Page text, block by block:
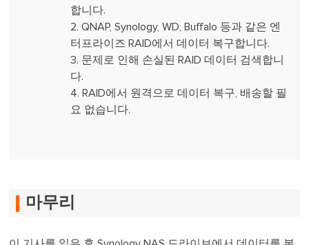
합니다.
2. QNAP, Synology, WD, Buffalo 등과 같은 엔
터프라이즈 RAID에서 데이터 복구합니다.
3. 문제로 인해 손실된 RAID 데이터 검색합니
다.
4. RAID에서 원격으로 데이터 복구, 배송할 필
요 없습니다.
마무리